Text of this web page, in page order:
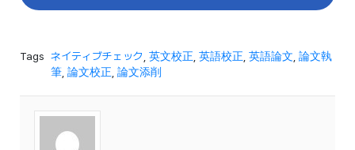
Tags ネイティブチェック 英文校正 英語校正 英語論文 論文執
筆 論文校正 論文添削